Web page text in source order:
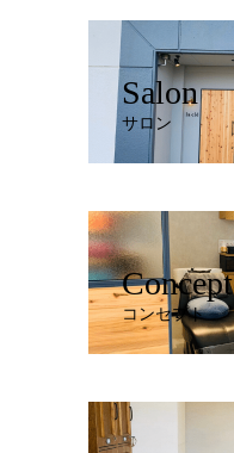
Salon
サロン
Concept
コンセプト